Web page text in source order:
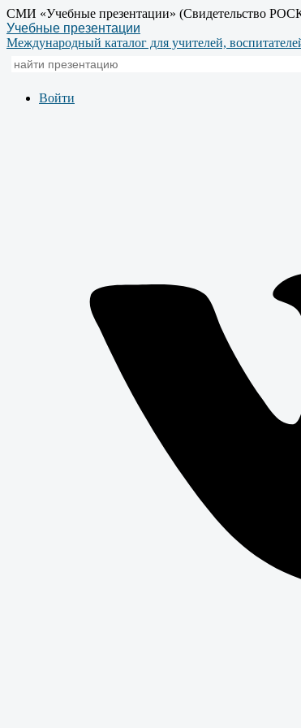
СМИ «Учебные презентации» (Свидетельство
Учебные презентации
Международный каталог для учителей,
Войти